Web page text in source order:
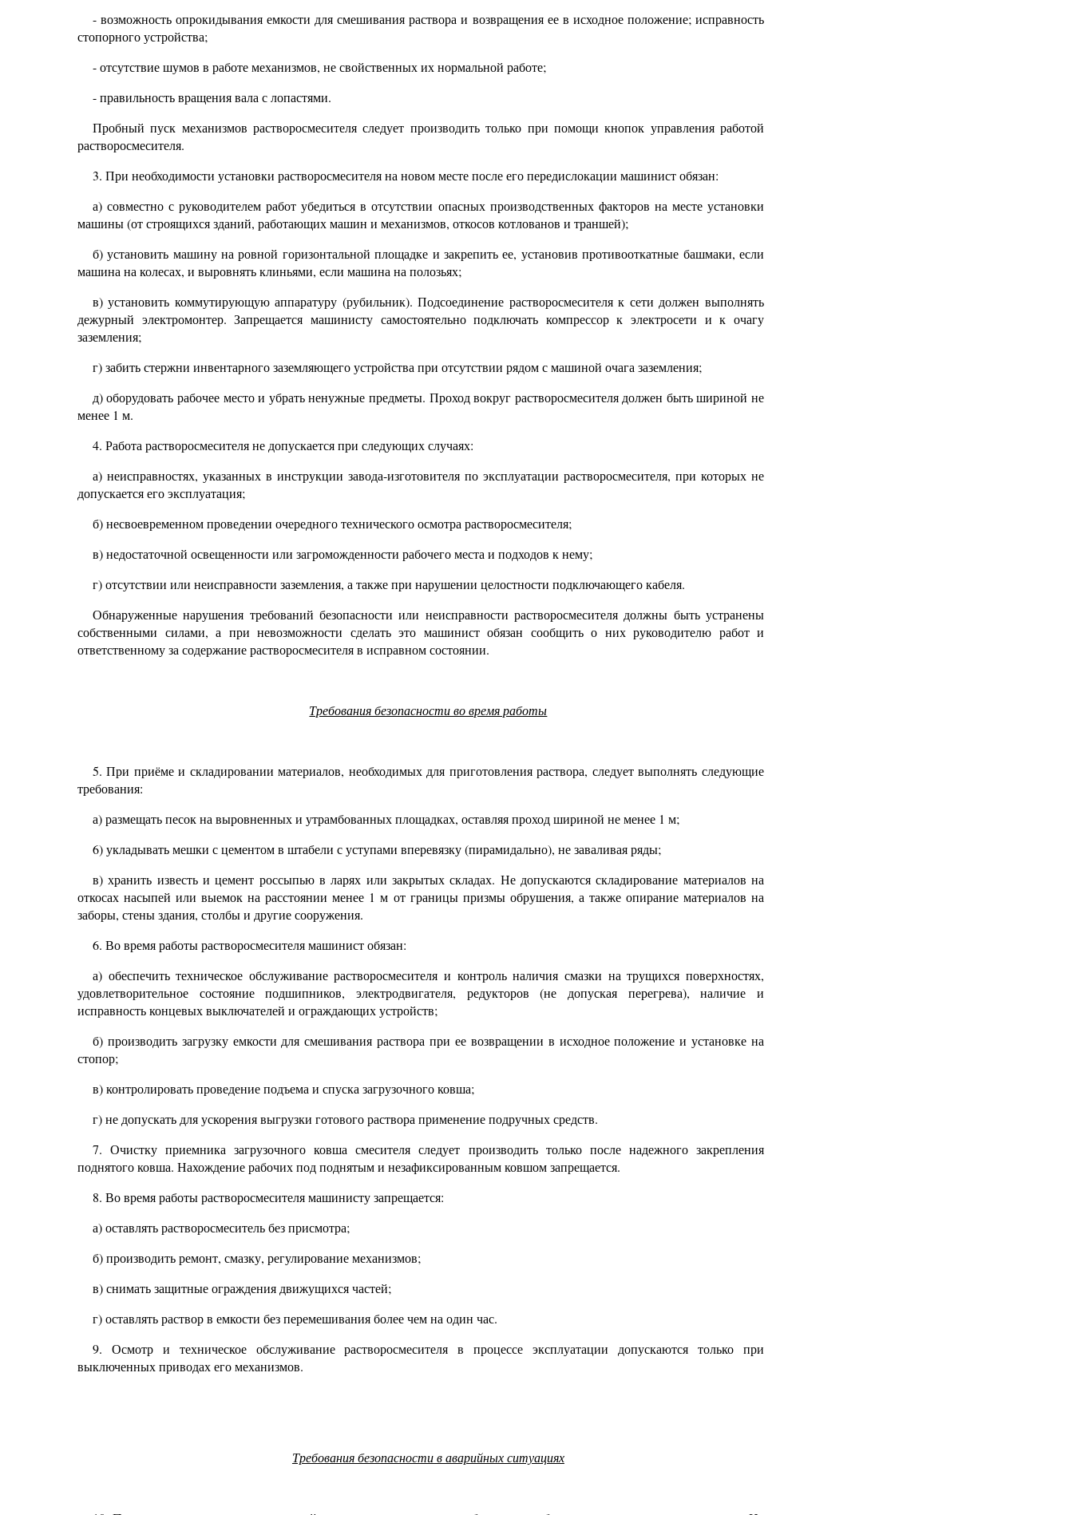
- возможность опрокидывания емкости для смешивания раствора и возвращения ее в исходное положение; исправность
стопорного устройства;
- отсутствие шумов в работе механизмов, не свойственных их нормальной работе;
- правильность вращения вала с лопастями.
Пробный пуск механизмов растворосмесителя следует производить только при помощи кнопок управления работой
растворосмесителя.
3. При необходимости установки растворосмесителя на новом месте после его передислокации машинист обязан:
а) совместно с руководителем работ убедиться в отсутствии опасных производственных факторов на месте установки
машины (от строящихся зданий, работающих машин и механизмов, откосов котлованов и траншей);
б) установить машину на ровной горизонтальной площадке и закрепить ее, установив противооткатные башмаки, если
машина на колесах, и выровнять клиньями, если машина на полозьях;
в) установить коммутирующую аппаратуру (рубильник). Подсоединение растворосмесителя к сети должен выполнять
дежурный электромонтер. Запрещается машинисту самостоятельно подключать компрессор к электросети и к очагу
заземления;
г) забить стержни инвентарного заземляющего устройства при отсутствии рядом с машиной очага заземления;
д) оборудовать рабочее место и убрать ненужные предметы. Проход вокруг растворосмесителя должен быть шириной не
менее 1 м.
4. Работа растворосмесителя не допускается при следующих случаях:
а) неисправностях, указанных в инструкции завода-изготовителя по эксплуатации растворосмесителя, при которых не
допускается его эксплуатация;
б) несвоевременном проведении очередного технического осмотра растворосмесителя;
в) недостаточной освещенности или загроможденности рабочего места и подходов к нему;
г) отсутствии или неисправности заземления, а также при нарушении целостности подключающего кабеля.
Обнаруженные нарушения требований безопасности или неисправности растворосмесителя должны быть устранены
собственными силами, а при невозможности сделать это машинист обязан сообщить о них руководителю работ и
ответственному за содержание растворосмесителя в исправном состоянии.
Требования безопасности во время работы
5. При приёме и складировании материалов, необходимых для приготовления раствора, следует выполнять следующие
требования:
а) размещать песок на выровненных и утрамбованных площадках, оставляя проход шириной не менее1 м;
6)укладывать мешки с цементом в штабели с уступами вперевязку (пирамидально), не заваливая ряды;
в) хранить известь и цемент россыпью в ларях или закрытых складах. Не допускаются складирование материалов на
откосах насыпей или выемок на расстоянии менее 1 м от границы призмы обрушения, а также опирание материалов на
заборы, стены здания, столбы и другие сооружения.
6. Во время работы растворосмесителя машинист обязан:
а) обеспечить техническое обслуживание растворосмесителя и контроль наличия смазки на трущихся поверхностях,
удовлетворительное состояние подшипников, электродвигателя, редукторов (не допуская перегрева), наличие и
исправность концевых выключателей и ограждающих устройств;
б) производить загрузку емкости для смешивания раствора при ее возвращении в исходное положение и установке на
стопор;
в) контролировать проведение подъема и спуска загрузочного ковша;
г) не допускать для ускорения выгрузки готового раствора применение подручных средств.
7. Очистку приемника загрузочного ковша смесителя следует производить только после надежного закрепления
поднятого ковша. Нахождение рабочих под поднятым и незафиксированным ковшом запрещается.
8. Во время работы растворосмесителя машинисту запрещается:
а) оставлять растворосмеситель без присмотра;
б) производить ремонт, смазку, регулирование механизмов;
в) снимать защитные ограждения движущихся частей;
г) оставлять раствор в емкости без перемешивания более чем на один час.
9. Осмотр и техническое обслуживание растворосмесителя в процессе эксплуатации допускаются только при
выключенных приводах его механизмов.
Требования безопасности в аварийных ситуациях